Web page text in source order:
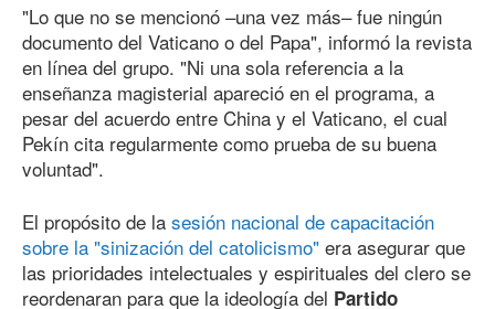
"Lo que no se mencionó –una vez más– fue ningún
documento del Vaticano o del Papa", informó la revista
en línea del grupo. "Ni una sola referencia a la
enseñanza magisterial apareció en el programa, a
pesar del acuerdo entre China y el Vaticano, el cual
Pekín cita regularmente como prueba de su buena
voluntad".
El propósito de la sesión nacional de capacitación
sobre la "sinización del catolicismo" era asegurar que
las prioridades intelectuales y espirituales del clero se
reordenaran para que la ideología del Partido